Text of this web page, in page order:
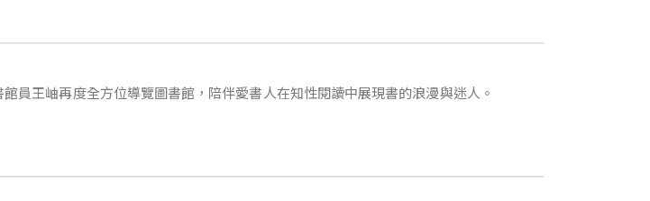
員王岫再度全方位導覽圖書館，陪伴愛書人在知性閱讀中展現書的浪漫與迷人。